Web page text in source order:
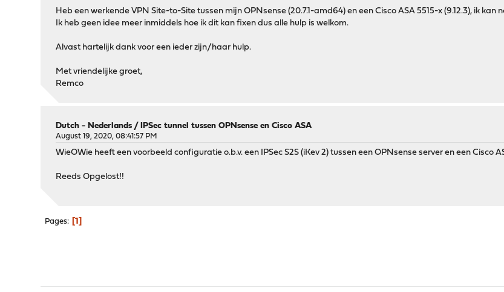
Heb een werkende VPN Site-to-Site tussen mijn OPNsense (20.7.1-amd64) en een Cisco ASA 5515-x (9.12.3), ik
Ik heb geen idee meer inmiddels hoe ik dit kan fixen dus alle hulp is welkom.
Alvast hartelijk dank voor een ieder zijn/haar hulp.
Met vriendelijke groet,
Remco
Dutch - Nederlands /IPSec tunnel tussen OPNsense en Cisco ASA
August 19, 2020, 08:41:57 PM
WieOWie heeft een voorbeeld configuratie o.b.v. een IPSec S2S (iKev 2) tussen een OPNsense server en een Cisco
Reeds Opgelost!!
Pages 1